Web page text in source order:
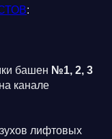
:
башен №1, 2, 3
на канале
лифтовых